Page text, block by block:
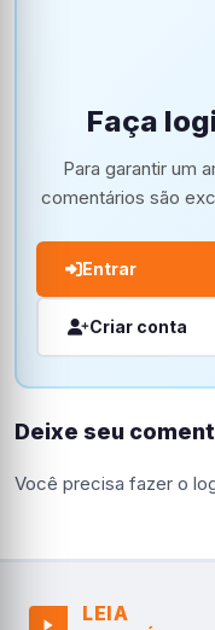
Faça
Para garantir um
comentários são
Entrar
Criar conta
Deixe seu
Você precisa fazer o
LEIA